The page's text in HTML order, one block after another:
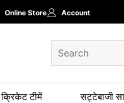
Online Store Account
क्रिकेट टीमें सट्टेबाजी